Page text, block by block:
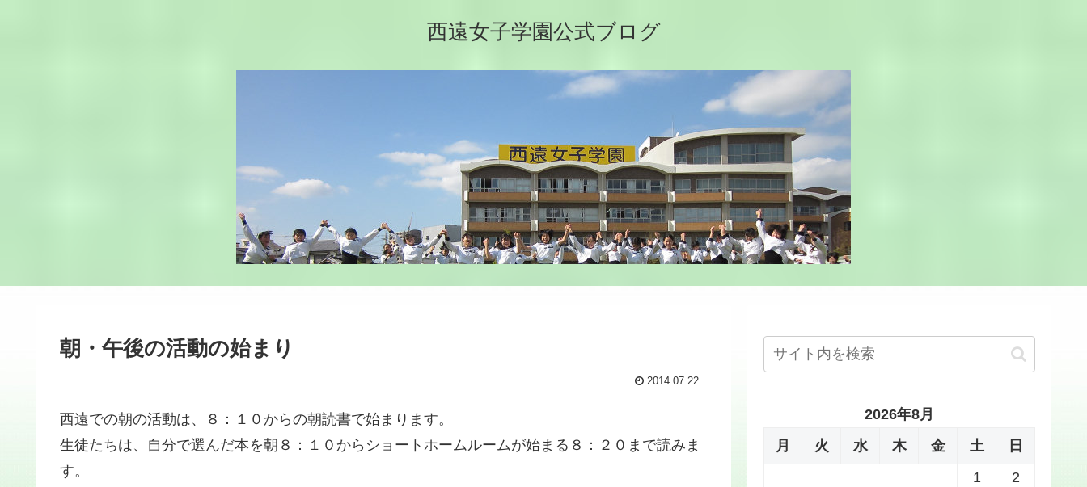
西遠女子学園公式ブログ
朝・午後の活動の始まり
2014.07.22
西遠での朝の活動は、８：１０からの朝読書で始まります。
生徒たちは、自分で選んだ本を朝８：１０からショートホームルームが始まる８：２０まで読みま
す。
2026年8月
月
火 水 木 金 土
日
1
2